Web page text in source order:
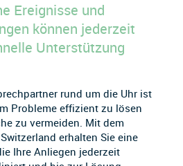
Ereignisse und
können jederzeit
Unterstützung
rund um die Uhr ist
Probleme effizient zu lösen
zu vermeiden. Mit dem
erhalten Sie eine
Ihre Anliegen jederzeit